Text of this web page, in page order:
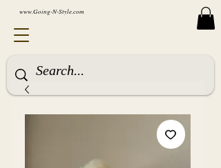
www.Going-N-Style.com